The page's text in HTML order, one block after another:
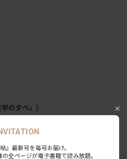
の夕べ」）
』最新号を毎号お届け。
全ページが電子書籍で読み放題。